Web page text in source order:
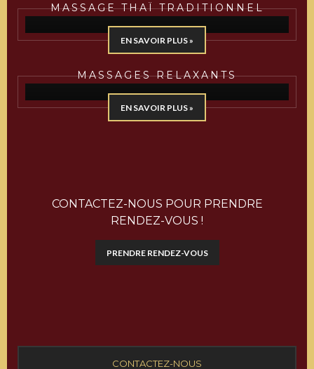
MASSAGE THAÏ TRADITIONNEL
EN SAVOIR PLUS »
MASSAGES RELAXANTS
EN SAVOIR PLUS »
CONTACTEZ-NOUS POUR PRENDRE
RENDEZ-VOUS !
PRENDRE RENDEZ-VOUS
CONTACTEZ-NOUS